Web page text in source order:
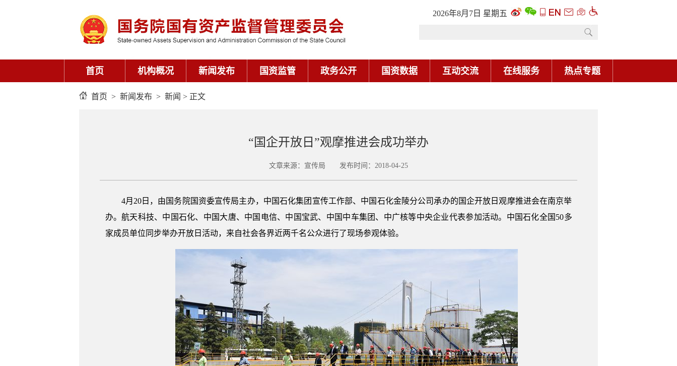
2026年8月7日 星期五
首页 机构概况 新闻发布 国资监管 政务公开 国资数据 互动交流 在线服务 热点专题
首页 > 新闻发布 > 新闻 > 正文
“国企开放日”观摩推进会成功举办
文章来源：宣传局 发布时间：2018-04-25
4月20日，由国务院国资委宣传局主办，中国石化集团宣传工作部、中国石化金陵分公司承办的国企开放日观摩推进会在南京举
办。航天科技、中国石化、中国大唐、中国电信、中国宝武、中国中车集团、中广核等中央企业代表参加活动。中国石化全国50多
家成员单位同步举办开放日活动，来自社会各界近两千名公众进行了现场参观体验。